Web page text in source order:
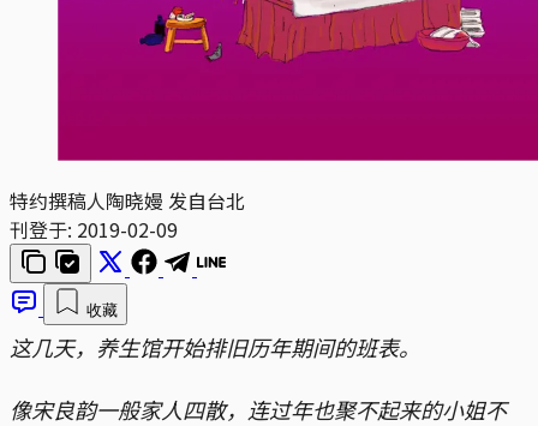
特约撰稿人陶晓嫚 发自台北
刊登于: 2019-02-09
收藏
这几天，养生馆开始排旧历年期间的班表。
像宋良韵一般家人四散，连过年也聚不起来的小姐不